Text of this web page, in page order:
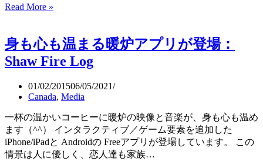
は
画
信
略
Read More »
イ
ン
（Verizon）
AOL
を
44
億
ド
ル
身も心も温まる暖炉アプリが登場：
Shaw Fire Log
01/02/201506/05/2021
Canada, Media
一杯の温かいコーヒーに暖炉の映像と音楽が、身も心も温め
ます（^^） インタラクティブ／ゲーム要素を追加した
iPhone/iPadと Androidの Freeアプリが登場しています。 この
情景は人に優しく、恋人達も家族…